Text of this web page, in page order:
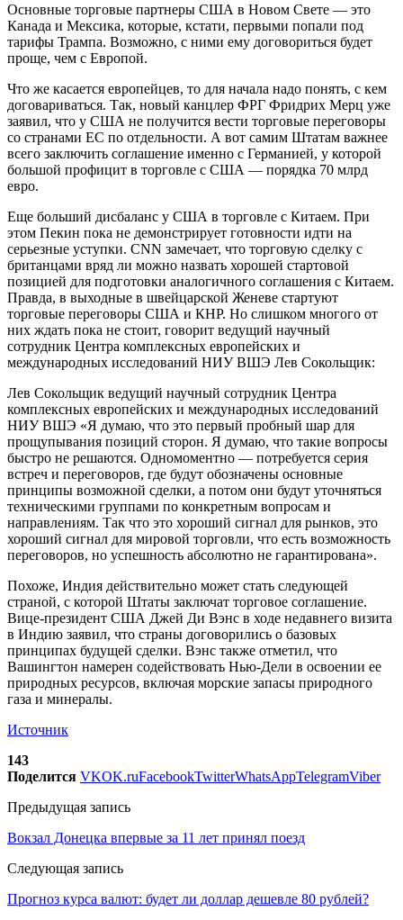
Основные торговые партнеры США в Новом Свете — это
Канада и Мексика, которые, кстати, первыми попали под
тарифы Трампа. Возможно, с ними ему договориться будет
проще, чем с Европой.
Что же касается европейцев, то для начала надо понять, с кем
договариваться. Так, новый канцлер ФРГ Фридрих Мерц уже
заявил, что у США не получится вести торговые переговоры
со странами ЕС по отдельности. А вот самим Штатам важнее
всего заключить соглашение именно с Германией, у которой
большой профицит в торговле с США — порядка 70 млрд
евро.
Еще больший дисбаланс у США в торговле с Китаем. При
этом Пекин пока не демонстрирует готовности идти на
серьезные уступки. CNN замечает, что торговую сделку с
британцами вряд ли можно назвать хорошей стартовой
позицией для подготовки аналогичного соглашения с Китаем.
Правда, в выходные в швейцарской Женеве стартуют
торговые переговоры США и КНР. Но слишком многого от
них ждать пока не стоит, говорит ведущий научный
сотрудник Центра комплексных европейских и
международных исследований НИУ ВШЭ Лев Сокольщик:
Лев Сокольщик ведущий научный сотрудник Центра
комплексных европейских и международных исследований
НИУ ВШЭ «Я думаю, что это первый пробный шар для
прощупывания позиций сторон. Я думаю, что такие вопросы
быстро не решаются. Одномоментно — потребуется серия
встреч и переговоров, где будут обозначены основные
принципы возможной сделки, а потом они будут уточняться
техническими группами по конкретным вопросам и
направлениям. Так что это хороший сигнал для рынков, это
хороший сигнал для мировой торговли, что есть возможность
переговоров, но успешность абсолютно не гарантирована».
Похоже, Индия действительно может стать следующей
страной, с которой Штаты заключат торговое соглашение.
Вице-президент США Джей Ди Вэнс в ходе недавнего визита
в Индию заявил, что страны договорились о базовых
принципах будущей сделки. Вэнс также отметил, что
Вашингтон намерен содействовать Нью-Дели в освоении ее
природных ресурсов, включая морские запасы природного
газа и минералы.
Источник
143
Поделится VKOK.ruFacebookTwitterWhatsAppTelegramViber
Предыдущая запись
Вокзал Донецка впервые за 11 лет принял поезд
Следующая запись
Прогноз курса валют: будет ли доллар дешевле 80 рублей?